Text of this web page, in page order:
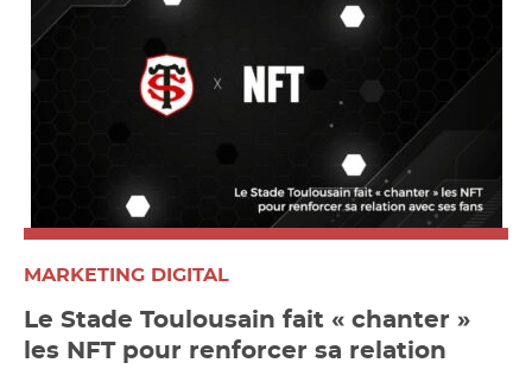
MARKETING DIGITAL
Le Stade Toulousain fait « chanter »
les NFT pour renforcer sa relation